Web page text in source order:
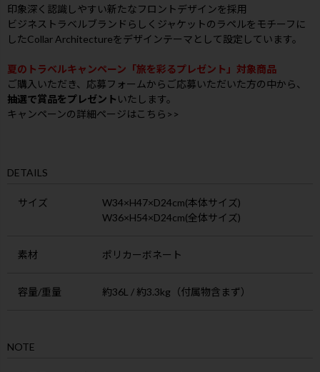
印象深く認識しやすい新たなフロントデザインを採用
ビジネストラベルブランドらしくジャケットのラペルをモチーフに
したCollar Architectureをデザインテーマとして設定しています。
夏のトラベルキャンペーン「旅を彩るプレゼント」対象商品
ご購入いただき、応募フォームからご応募いただいた方の中から、
抽選で賞品をプレゼント いたします。
キャンペーンの詳細ページはこちら>>
DETAILS
サイズ
W34×H47×D24cm(本体サイズ)
W36×H54×D24cm(全体サイズ)
素材 ポリカーボネート
容量/重量 約36L / 約3.3kg（付属物含まず）
NOTE